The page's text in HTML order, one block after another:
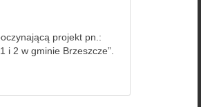
projekt pn.:
i 2 w gminie Brzeszcze”.